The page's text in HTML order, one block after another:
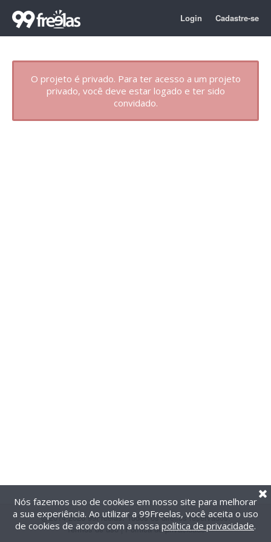
Login Cadastre-se
O projeto é privado. Para ter acesso a um projeto
privado, você deve estar logado e ter sido
convidado.
@2014-2026 99Freelas. Todos os direitos reservados.
Termos de uso| Política de privacidade
Nós fazemos uso de cookies em nosso site para melhorar
a sua experiência. Ao utilizar a 99Freelas, você aceita o uso
de cookies de acordo com a nossa política de privacidade.